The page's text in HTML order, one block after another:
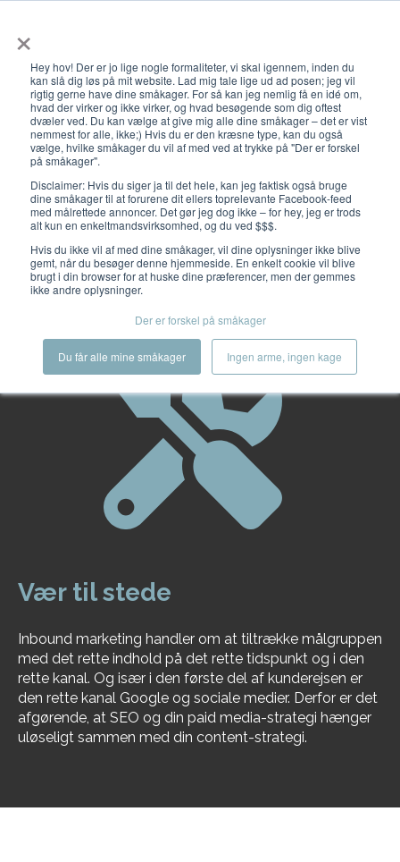
×
Hey hov! Der er jo lige nogle formaliteter, vi skal igennem, inden du
kan slå dig løs på mit website. Lad mig tale lige ud ad posen; jeg vil
rigtig gerne have dine småkager. For så kan jeg nemlig få en idé om,
hvad der virker og ikke virker, og hvad besøgende som dig oftest
dvæler ved. Du kan vælge at give mig alle dine småkager – det er vist
nemmest for alle, ikke;) Hvis du er den kræsne type, kan du også
vælge, hvilke småkager du vil af med ved at trykke på "Der er forskel
på småkager".
Disclaimer: Hvis du siger ja til det hele, kan jeg faktisk også bruge
dine småkager til at forurene dit ellers toprelevante Facebook-feed
med målrettede annoncer. Det gør jeg dog ikke – for hey, jeg er trods
alt kun en enkeltmandsvirksomhed, og du ved $$$.
Hvis du ikke vil af med dine småkager, vil dine oplysninger ikke blive
gemt, når du besøger denne hjemmeside. En enkelt cookie vil blive
brugt i din browser for at huske dine præferencer, men der gemmes
ikke andre oplysninger.
Der er forskel på småkager
Du får alle mine småkager Ingen arme, ingen kage
Åbn
Inbound-discipliner
Vær til stede
Inbound marketing handler om at tiltrække målgruppen
med det rette indhold på det rette tidspunkt og i den
rette kanal. Og især i den første del af kunderejsen er
den rette kanal Google og sociale medier. Derfor er det
afgørende, at SEO og din paid media-strategi hænger
uløseligt sammen med din content-strategi.